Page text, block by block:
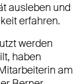
ausleben und
erfahren.
werden
haben
am